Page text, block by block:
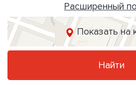
Расширенный
Показать на
Найти